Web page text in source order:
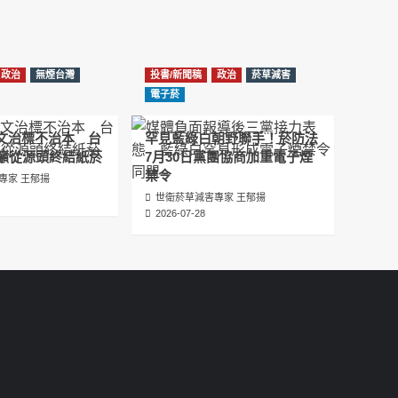
邊緣化科學：WHO對菸草減害策略的背離 ft.世
衛組織前副總幹事Derek Yach
電子菸倡議聖經 衛福部隱匿的菸草減害歷史
（Google NotebookLM 中文PODCAST）
政治
無煙台灣
治標不治本 台
從源頭終結紙菸
家 王郁揚
投書/新聞稿 政治
菸草減害
電子菸
罕見藍綠白朝野聯手！菸防法
7月30日黨團協商加重電子煙
禁令
世衛菸草減害專家 王郁揚
2026-07-28